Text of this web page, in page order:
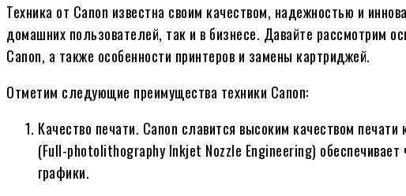
Техника от Canon известна своим качеством, надежностью и
домашних пользователей, так и в бизнесе. Давайте рассмотрим
Canon, а также особенности принтеров и замены картриджей.
Отметим следующие преимущества техники Canon:
Качество печати. Canon славится высоким качеством
(Full-photolithography Inkjet Nozzle Engineering)
графики.